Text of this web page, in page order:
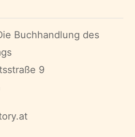
Buchhandlung des
9